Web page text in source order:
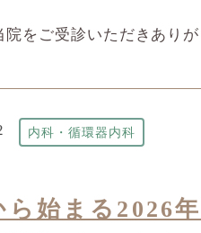
院をご受診いただきあり
内科・循環器内科
ら始まる2026